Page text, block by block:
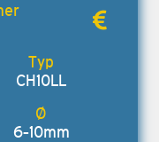
CH10LL
6-10mm